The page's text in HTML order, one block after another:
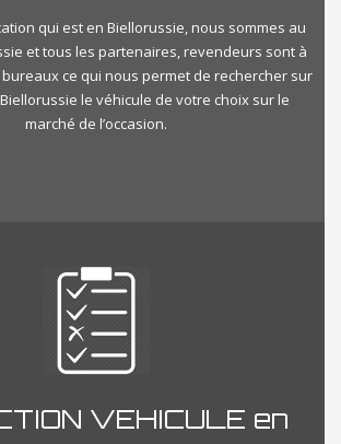
qui est en Biellorussie, nous sommes au
et tous les partenaires, revendeurs sont à
ce qui nous permet de rechercher sur
le véhicule de votre choix sur le
marché de l’occasion.
VEHICULE en